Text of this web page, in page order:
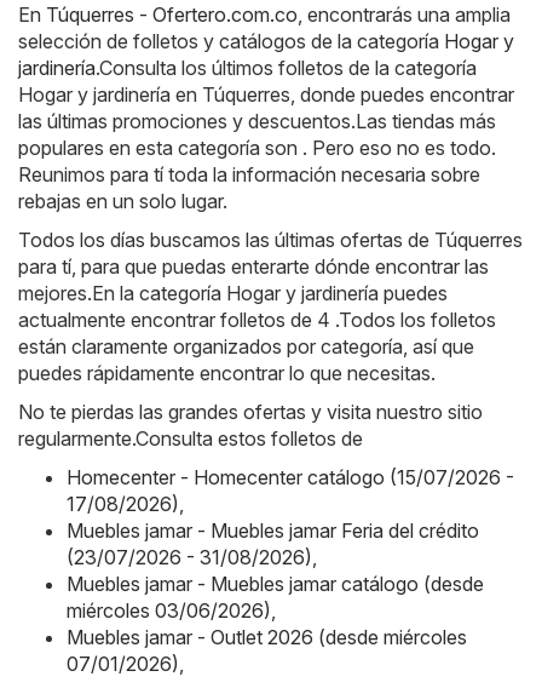
En Túquerres - Ofertero.com.co , encontrarás una amplia
selección de folletos y catálogos de la categoría Hogar y
jardinería.Consulta los últimos folletos de la categoría
Hogar y jardinería en Túquerres, donde puedes encontrar
las últimas promociones y descuentos.Las tiendas más
populares en esta categoría son . Pero eso no es todo.
Reunimos para tí toda la información necesaria sobre
rebajas en un solo lugar.
Todos los días buscamos las últimas ofertas de Túquerres
para tí, para que puedas enterarte dónde encontrar las
mejores.En la categoría Hogar y jardinería puedes
actualmente encontrar folletos de 4 .Todos los folletos
están claramente organizados por categoría, así que
puedes rápidamente encontrar lo que necesitas.
No te pierdas las grandes ofertas y visita nuestro sitio
regularmente.Consulta estos folletos de
Homecenter - Homecenter catálogo (15/07/2026 -
17/08/2026)
Muebles jamar - Muebles jamar Feria del crédito
(23/07/2026 - 31/08/2026)
Muebles jamar - Muebles jamar catálogo (desde
miércoles 03/06/2026)
Muebles jamar - Outlet 2026 (desde miércoles
07/01/2026)